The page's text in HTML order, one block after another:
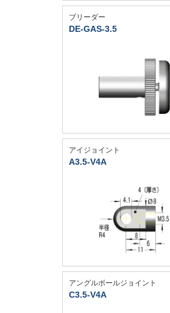
ブリーダー
DE-GAS-3.5
アイジョイント
A3.5-V4A
アングルボールジョイント
C3.5-V4A